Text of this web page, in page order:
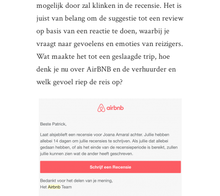
mogelijk door zal klinken in de recensie. Het is
juist van belang om de suggestie tot een review
op basis van een reactie te doen, waarbij je
vraagt naar gevoelens en emoties van reizigers.
Wat maakte het tot een geslaagde trip, hoe
denk je nu over AirBNB en de verhuurder en
welk gevoel riep de reis op?